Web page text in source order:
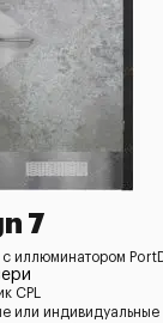
7
с иллюминатором
CPL
или индивидуальные